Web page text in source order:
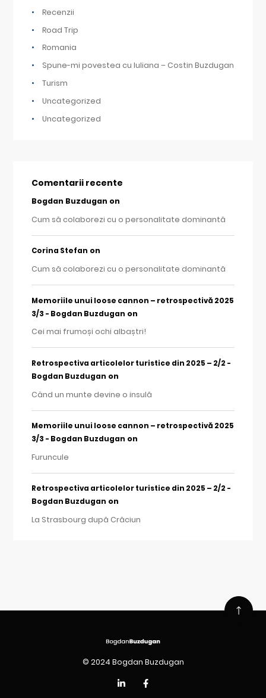
Recenzii
Road Trip
Romania
Spune-mi povestea cu Iuliana – Costin Buzdugan
Turism
Uncategorized
Uncategorized
Comentarii recente
Bogdan Buzdugan on
Cum să colaborezi cu o personalitate dominantă
Corina Stefan on
Cum să colaborezi cu o personalitate dominantă
Memoriile unui loose cannon – retrospectivă 2025
3/3 - Bogdan Buzdugan on
Cei mai frumoși ochi albaștri!
Retrospectiva articolelor turistice din 2025 – 2/2 -
Bogdan Buzdugan on
Când un munte devine o insulă
Memoriile unui loose cannon – retrospectivă 2025
3/3 - Bogdan Buzdugan on
Furuncule
Retrospectiva articolelor turistice din 2025 – 2/2 -
Bogdan Buzdugan on
La Strasbourg după Crăciun
© 2024 Bogdan Buzdugan